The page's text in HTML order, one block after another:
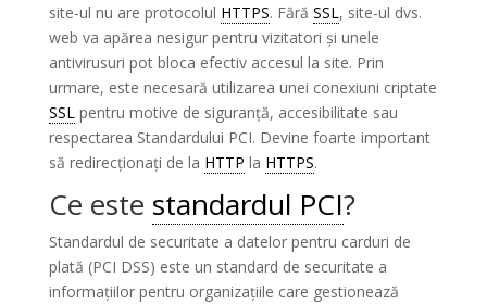
site-ul nu are protocolul HTTPS. Fără SSL, site-ul dvs.
web va apărea nesigur pentru vizitatori și unele
antivirusuri pot bloca efectiv accesul la site. Prin
urmare, este necesară utilizarea unei conexiuni criptate
SSLpentru motive de siguranță, accesibilitate sau
respectarea Standardului PCI. Devine foarte important
să redirecționați de la HTTP la HTTPS.
Ce este standardul PCI?
Standardul de securitate a datelor pentru carduri de
plată (PCI DSS) este un standard de securitate a
informațiilor pentru organizațiile care gestionează